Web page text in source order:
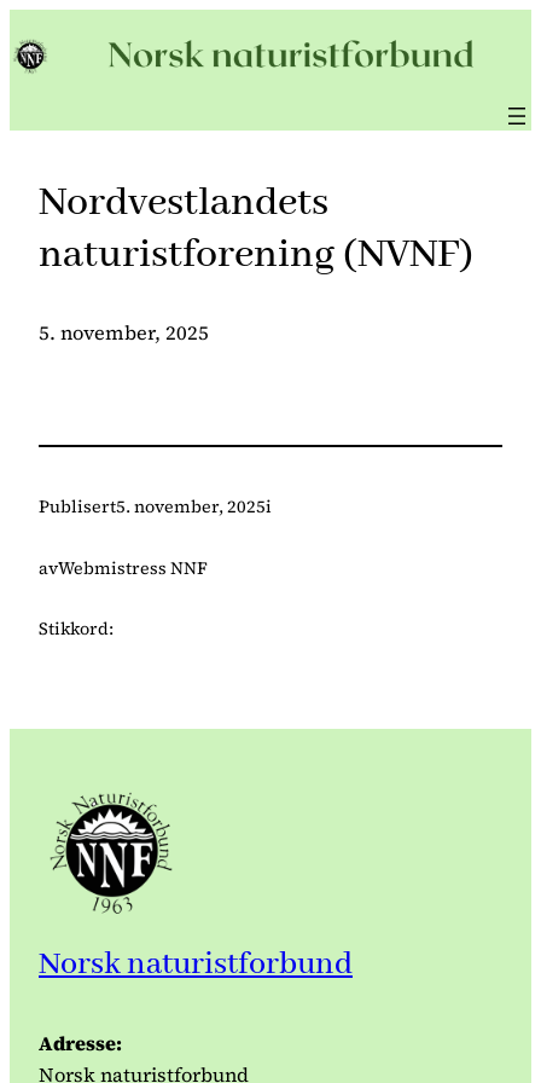
til
Nordvestlandets
naturistforening (NVNF)
5. november, 2025
Publisert5. november, 2025i
avWebmistress NNF
Stikkord:
Norsk naturistforbund
Adresse:
Norsk naturistforbund